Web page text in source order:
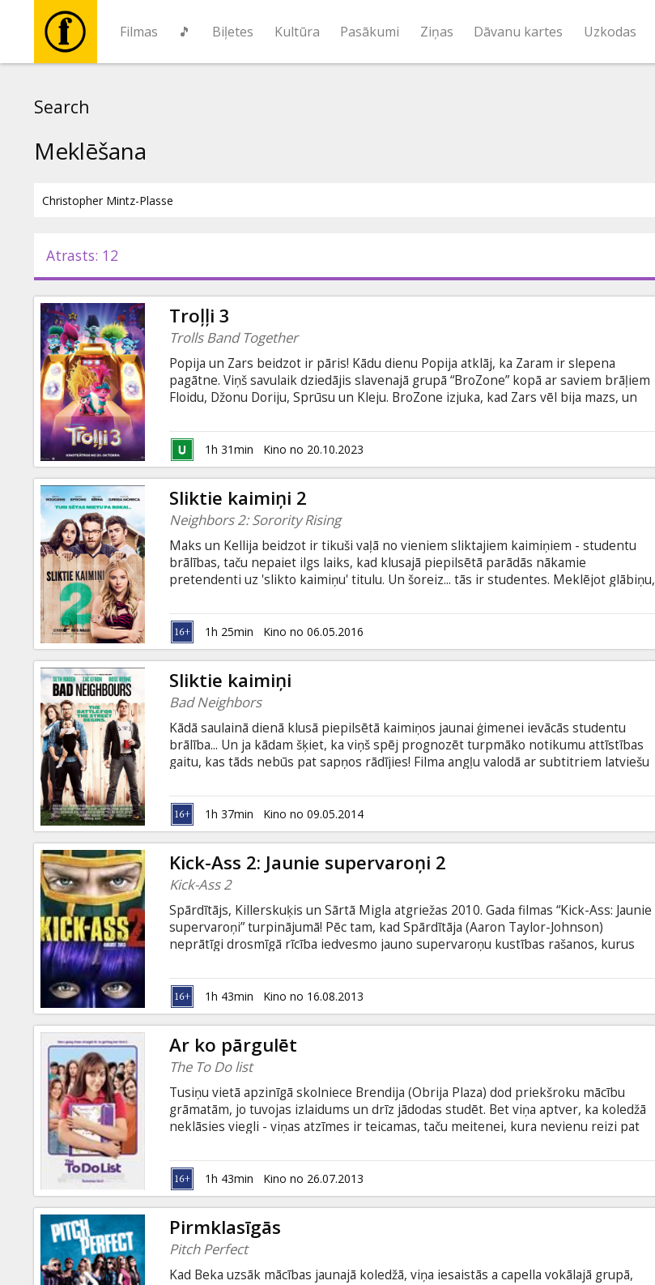
Filmas 🎵 Biļetes Kultūra Pasākumi Ziņas Dāvanu kartes Uzkodas
Pasākumi
Ziņas
Dāvanu
kartes
Uzkodas
B2B
Kino
Klubs
Search
Meklēšana
Atrasts: 12
Troļļi 3
Trolls Band Together
Popija un Zars beidzot ir pāris! Kādu dienu Popija atklāj, ka Zaram ir slepena
pagātne. Viņš savulaik dziedājis slavenajā grupā “BroZone” kopā ar saviem brāļiem
Floidu, Džonu Doriju, Sprūsu un Kleju. BroZone izjuka, kad Zars vēl bija mazs, un
nolaupa ļaunprātīgās popzvaigznes Venērs un Velveta, Popija un Zars dodas ceļā,
lai atkal apvienotu visus brāļus un izglābtu Floidu. Tā tik būs ģimenes
atkalapvienošanās!
1h 31min Kino no 20.10.2023
Sliktie kaimiņi 2
Neighbors 2: Sorority Rising
Maks un Kellija beidzot ir tikuši vaļā no vieniem sliktajiem kaimiņiem - studentu
brālības, taču nepaiet ilgs laiks, kad klusajā piepilsētā parādās nākamie
pretendenti uz 'slikto kaimiņu' titulu. Un šoreiz... tās ir studentes. Meklējot glābiņu,
Tediju (Zaks Efrons). Filma angļu valodā ar subtitriem latviešu un krievu valodā.
1h 25min Kino no 06.05.2016
Sliktie kaimiņi
Bad Neighbors
Kādā saulainā dienā klusā piepilsētā kaimiņos jaunai ģimenei ievācās studentu
brālība... Un ja kādam šķiet, ka viņš spēj prognozēt turpmāko notikumu attīstības
gaitu, kas tāds nebūs pat sapņos rādījies! Filma angļu valodā ar subtitriem latviešu
1h 37min Kino no 09.05.2014
Kick-Ass 2: Jaunie supervaroņi 2
Kick-Ass 2
Spārdītājs, Killerskuķis un Sārtā Migla atgriežas 2010. Gada filmas “Kick-Ass: Jaunie
supervaroņi” turpinājumā! Pēc tam, kad Spārdītāja (Aaron Taylor-Johnson)
neprātīgi drosmīgā rīcība iedvesmo jauno supervaroņu kustības rašanos, kurus
patrulētu ielās un pārmācītu ļaundarus. Jaunajiem supervaroņiem ir spēcīgs
pretinieks – Sārtā Migla (Christopher Mintz-Plasse), kurš dramatisku notikumu
rezultātā ir pārtapis harizmātiskajā atriebējā vārdā The Mother F%&*^r, tikai
Killerskuķim būs pa spēkam apturēt šo haosu.
1h 43min Kino no 16.08.2013
Ar ko pārgulēt
The To Do list
Tusiņu vietā apzinīgā skolniece Brendija (Obrija Plaza) dod priekšroku mācību
grāmatām, jo tuvojas izlaidums un drīz jādodas studēt. Bet viņa aptver, ka koledžā
neklāsies viegli - viņas atzīmes ir teicamas, taču meitenei, kura nevienu reizi pat
nolemj būt apzinīga arī šajā jomā un cītīgi apgūt iekavēto. Viņa rūpīgi izveido
sarakstu ar visiem seksuālajiem uzdevumiem, kurus viņai vajadzētu paspēt
atlikušajā laikā līdz koledžai... Filma angļu valodā ar subtitriem latviešu un krievu
valodā.
1h 43min Kino no 26.07.2013
Pirmklasīgās
Pitch Perfect
Kad Beka uzsāk mācības jaunajā koledžā, viņa iesaistās a capella vokālajā grupā,